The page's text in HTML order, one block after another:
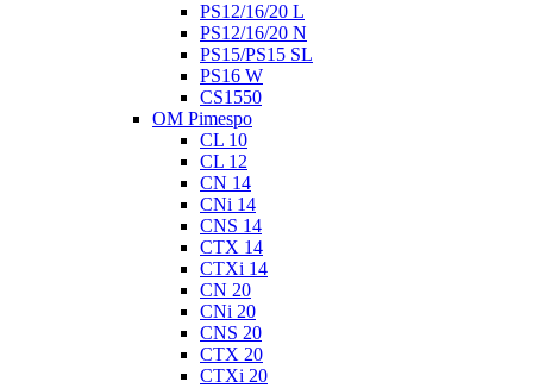
PS12/16/20 L
PS12/16/20 N
PS15/PS15 SL
PS16 W
CS1550
OM Pimespo
CL 10
CL 12
CN 14
CNi 14
CNS 14
CTX 14
CTXi 14
CN 20
CNi 20
CNS 20
CTX 20
CTXi 20